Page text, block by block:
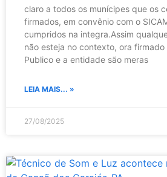
claro a todos os munícipes que os
firmados, em convênio com o
cumpridos na integra.Assim
não esteja no contexto, ora
Publico e a entidade são meras
LEIA MAIS... »
27/08/2025